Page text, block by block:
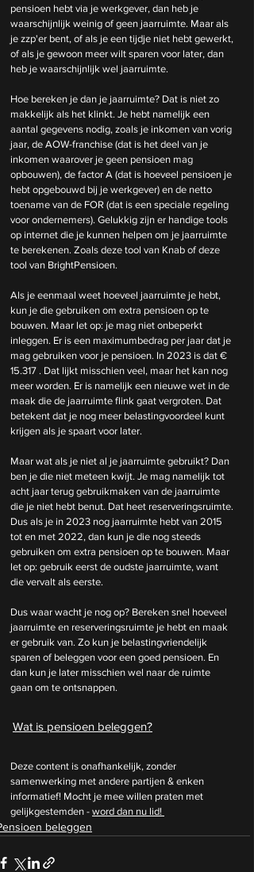
pensioen hebt via je werkgever, dan heb je
waarschijnlijk weinig of geen jaarruimte. Maar als
je zzp'er bent, of als je een tijdje niet hebt gewerkt,
of als je gewoon meer wilt sparen voor later, dan
heb je waarschijnlijk wel jaarruimte.
Hoe bereken je dan je jaarruimte? Dat is niet zo
makkelijk als het klinkt. Je hebt namelijk een
aantal gegevens nodig, zoals je inkomen van vorig
jaar, de AOW-franchise (dat is het deel van je
inkomen waarover je geen pensioen mag
opbouwen), de factor A (dat is hoeveel pensioen je
hebt opgebouwd bij je werkgever) en de netto
toename van de FOR (dat is een speciale regeling
voor ondernemers). Gelukkig zijn er handige tools
op internet die je kunnen helpen om je jaarruimte
te berekenen. Zoals deze tool van Knab of deze
tool van BrightPensioen.
Als je eenmaal weet hoeveel jaarruimte je hebt,
kun je die gebruiken om extra pensioen op te
bouwen. Maar let op: je mag niet onbeperkt
inleggen. Er is een maximumbedrag per jaar dat je
mag gebruiken voor je pensioen. In 2023 is dat €
15.317 . Dat lijkt misschien veel, maar het kan nog
meer worden. Er is namelijk een nieuwe wet in de
maak die de jaarruimte flink gaat vergroten. Dat
betekent dat je nog meer belastingvoordeel kunt
krijgen als je spaart voor later.
Maar wat als je niet al je jaarruimte gebruikt? Dan
ben je die niet meteen kwijt. Je mag namelijk tot
acht jaar terug gebruikmaken van de jaarruimte
die je niet hebt benut. Dat heet reserveringsruimte.
Dus als je in 2023 nog jaarruimte hebt van 2015
tot en met 2022, dan kun je die nog steeds
gebruiken om extra pensioen op te bouwen. Maar
let op: gebruik eerst de oudste jaarruimte, want
die vervalt als eerste.
Dus waar wacht je nog op? Bereken snel hoeveel
jaarruimte en reserveringsruimte je hebt en maak
er gebruik van. Zo kun je belastingvriendelijk
sparen of beleggen voor een goed pensioen. En
dan kun je later misschien wel naar de ruimte
gaan om te ontsnappen.
Wat is pensioen beleggen?
Deze content is onafhankelijk, zonder
samenwerking met andere partijen & enken
informatief! Mocht je mee willen praten met
gelijkgestemden - word dan nu lid!
beleggen